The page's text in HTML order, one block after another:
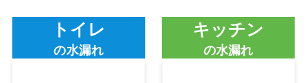
トイレ
の水漏れ
キッチン
の水漏れ